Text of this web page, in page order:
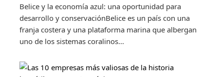
Belice y la economía azul: una oportunidad para
desarrollo y conservaciónBelice es un país con una
franja costera y una plataforma marina que albergan
uno de los sistemas coralinos...